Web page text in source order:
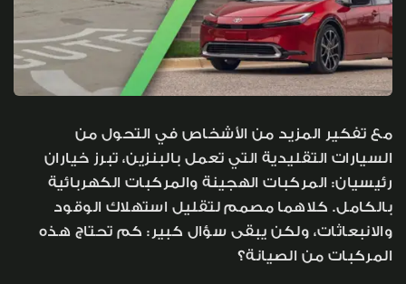
مع تفكير المزيد من الأشخاص في التحول من
السيارات التقليدية التي تعمل بالبنزين، تبرز خياران
رئيسيان: المركبات الهجينة والمركبات الكهربائية
بالكامل. كلاهما مصمم لتقليل استهلاك الوقود
والانبعاثات، ولكن يبقى سؤال كبير: كم تحتاج هذه
المركبات من الصيانة؟